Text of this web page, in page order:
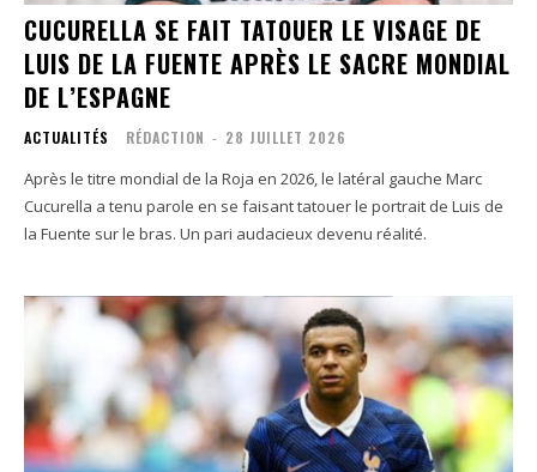
CUCURELLA SE FAIT TATOUER LE VISAGE DE
LUIS DE LA FUENTE APRÈS LE SACRE MONDIAL
DE L’ESPAGNE
ACTUALITÉS RÉDACTION - 28 JUILLET 2026
Après le titre mondial de la Roja en 2026, le latéral gauche Marc
Cucurella a tenu parole en se faisant tatouer le portrait de Luis de
la Fuente sur le bras. Un pari audacieux devenu réalité.